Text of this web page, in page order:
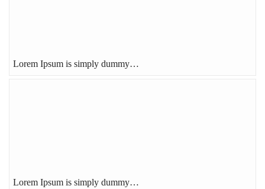
Lorem Ipsum is simply dummy…
Lorem Ipsum is simply dummy…